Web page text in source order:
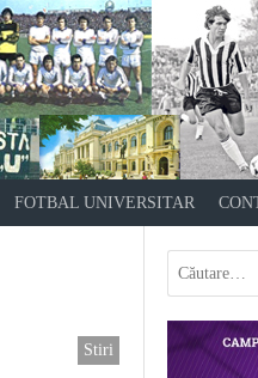
FOTBAL UNIVERSITAR
Stiri